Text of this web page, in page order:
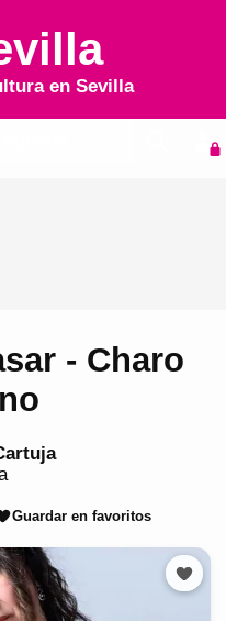
en Sevilla
- Charo
Guardar en favoritos